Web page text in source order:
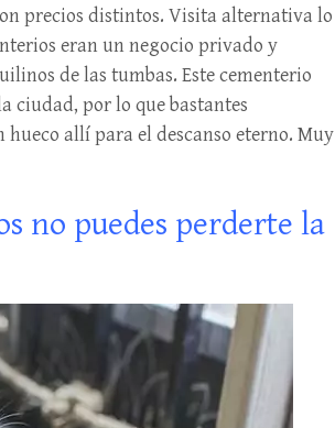
precios distintos. Visita alternativa lo
eran un negocio privado y
de las tumbas. Este cementerio
ciudad, por lo que bastantes
hueco allí para el descanso eterno. Muy
no puedes perderte la